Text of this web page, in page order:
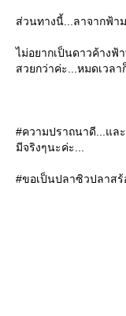
ส่วนทางนี้...ลาจากฟ้า
ไม่อยากเป็นดาวค้างฟ้
สวยกว่าค่ะ...หมดเวล
#ความปราถนาดี...แล
มีจริงๆนะค่ะ...
#ขอเป็นปลาซิวปลาสร้